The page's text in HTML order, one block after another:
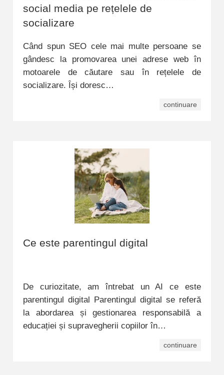
social media pe rețelele de
socializare
Când spun SEO cele mai multe persoane se
gândesc la promovarea unei adrese web în
motoarele de căutare sau în rețelele de
socializare. Își doresc…
continuare
Ce este parentingul digital
De curiozitate, am întrebat un AI ce este
parentingul digital Parentingul digital se referă
la abordarea și gestionarea responsabilă a
educației și supravegherii copiilor în…
continuare